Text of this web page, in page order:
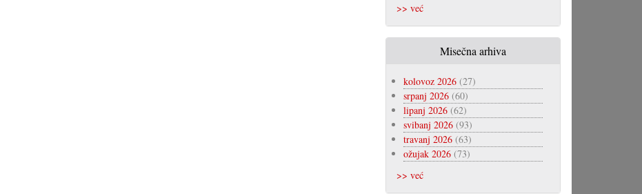
>> već
Misečna arhiva
kolovoz 2026(27)
srpanj 2026(60)
lipanj 2026(62)
svibanj 2026(93)
travanj 2026(63)
ožujak 2026(73)
>> već